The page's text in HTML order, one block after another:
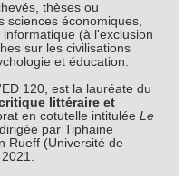
thèses ou
sciences économiques,
(à l'exclusion
sur les civilisations
et éducation.
120, est la lauréate du
littéraire et
en cotutelle intitulée Le
par Tiphaine
Rueff (Université de